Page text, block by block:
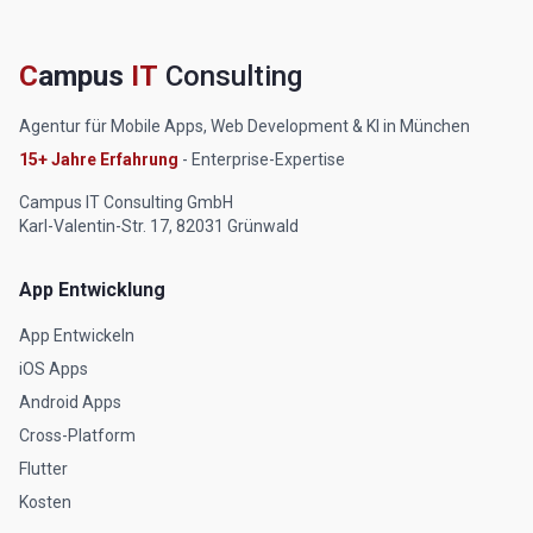
Campus IT Consulting
Agentur für Mobile Apps, Web Development & KI in München
15+ Jahre Erfahrung - Enterprise-Expertise
Campus IT Consulting GmbH
Karl-Valentin-Str. 17, 82031 Grünwald
App Entwicklung
App Entwickeln
iOS Apps
Android Apps
Cross-Platform
Flutter
Kosten